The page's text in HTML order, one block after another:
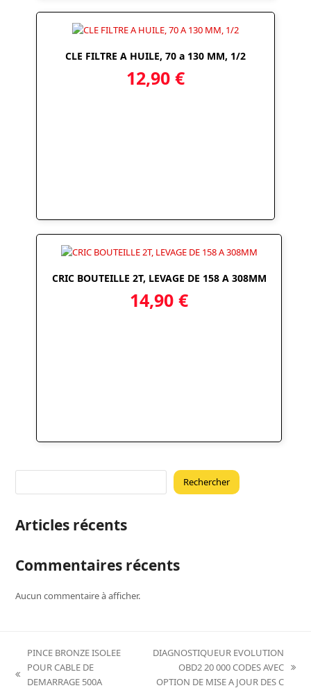
CLE FILTRE A HUILE, 70 a 130 MM, 1/2
12,90 €
CRIC BOUTEILLE 2T, LEVAGE DE 158 A 308MM
14,90 €
Rechercher
Articles récents
Commentaires récents
Aucun commentaire à afficher.
previous
PINCE BRONZE ISOLEE
POUR CABLE DE
DEMARRAGE 500A
DIAGNOSTIQUEUR EVOLUTION
OBD2 20 000 CODES AVEC
OPTION DE MISE A JOUR DES C